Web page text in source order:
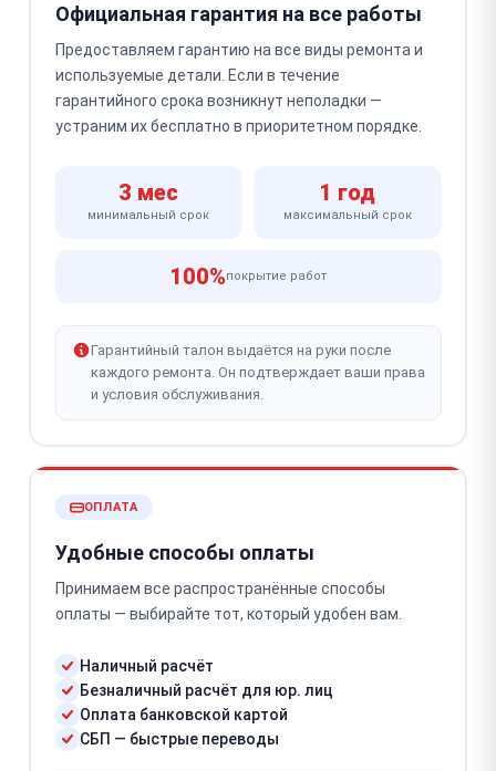
Официальная гарантия на все работы
Предоставляем гарантию на все виды ремонта и
используемые детали. Если в течение
гарантийного срока возникнут неполадки —
устраним их бесплатно в приоритетном порядке.
3 мес
минимальный срок
1 год
максимальный срок
100%покрытие работ
Гарантийный талон выдаётся на руки после
каждого ремонта. Он подтверждает ваши права
и условия обслуживания.
ОПЛАТА
Удобные способы оплаты
Принимаем все распространённые способы
оплаты — выбирайте тот, который удобен вам.
Наличный расчёт
Безналичный расчёт для юр. лиц
Оплата банковской картой
СБП — быстрые переводы